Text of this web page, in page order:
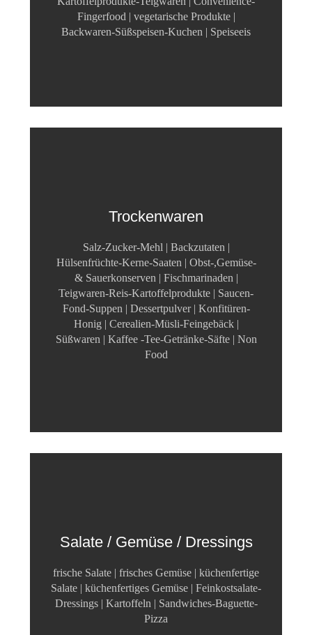
Fingerfood | vegetarische Produkte |
Backwaren-Süßspeisen-Kuchen | Speiseeis
Trockenwaren
Salz-Zucker-Mehl | Backzutaten |
Hülsenfrüchte-Kerne-Saaten | Obst-,Gemüse-
& Sauerkonserven | Fischmarinaden |
Teigwaren-Reis-Kartoffelprodukte | Saucen-
Fond-Suppen | Dessertpulver | Konfitüren-
Honig | Cerealien-Müsli-Feingebäck |
Süßwaren | Kaffee -Tee-Getränke-Säfte | Non
Food
Salate / Gemüse / Dressings
frische Salate | frisches Gemüse | küchenfertige
Salate | küchenfertiges Gemüse | Feinkostsalate-
Dressings | Kartoffeln | Sandwiches-Baguette-
Pizza